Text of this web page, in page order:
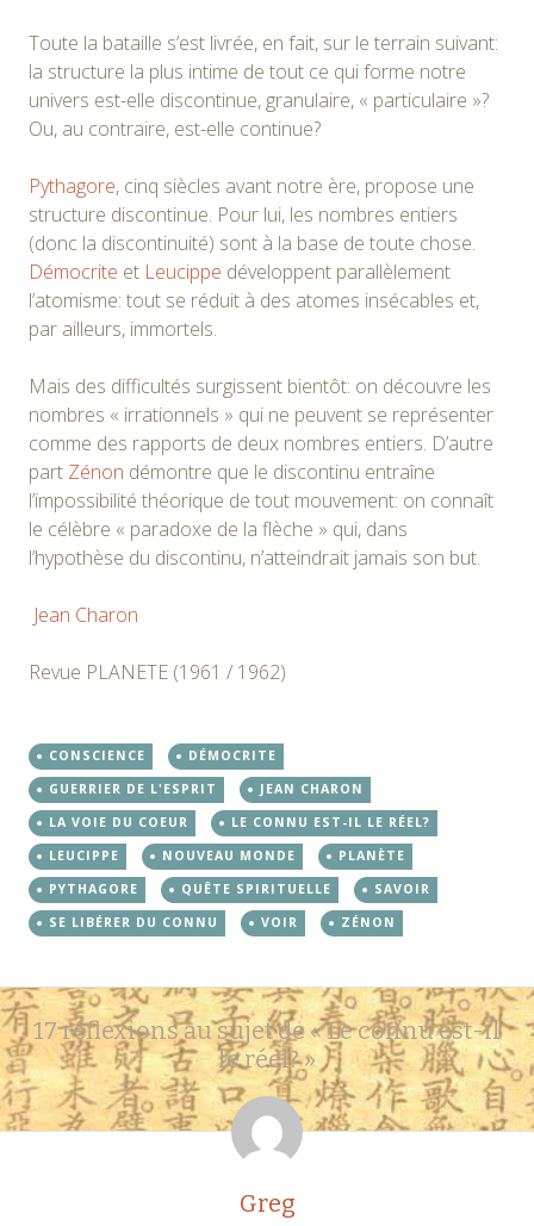
Toute la bataille s’est livrée, en fait, sur le terrain suivant:
la structure la plus intime de tout ce qui forme notre
univers est-elle discontinue, granulaire, « particulaire »?
Ou, au contraire, est-elle continue?
Pythagore, cinq siècles avant notre ère, propose une
structure discontinue. Pour lui, les nombres entiers
(donc la discontinuité) sont à la base de toute chose.
Démocrite et Leucippe développent parallèlement
l’atomisme: tout se réduit à des atomes insécables et,
par ailleurs, immortels.
Mais des difficultés surgissent bientôt: on découvre les
nombres « irrationnels » qui ne peuvent se représenter
comme des rapports de deux nombres entiers. D’autre
part Zénon démontre que le discontinu entraîne
l’impossibilité théorique de tout mouvement: on connaît
le célèbre « paradoxe de la flèche » qui, dans
l’hypothèse du discontinu, n’atteindrait jamais son but.
Jean Charon
Revue PLANETE (1961 / 1962)
CONSCIENCE
DÉMOCRITE
GUERRIER DE L'ESPRIT
JEAN CHARON
LA VOIE DU COEUR
LE CONNU EST-IL LE RÉEL?
LEUCIPPE
NOUVEAU MONDE
PLANÈTE
PYTHAGORE
QUÊTE SPIRITUELLE
SAVOIR
SE LIBÉRER DU CONNU
VOIR ZÉNON
Navigation
des
articles
←
→
17 réflexions au sujet de «Le connu est-il
le réel?»
Greg